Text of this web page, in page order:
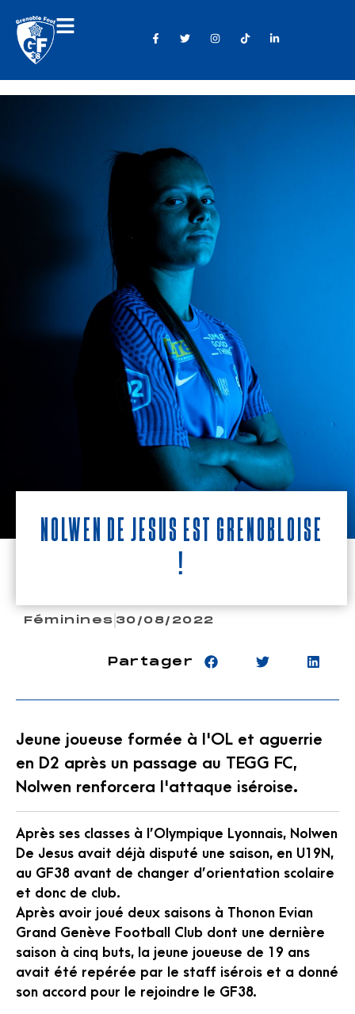
Nolwen De Jesus est Grenobloise
!
Féminines 30/08/2022
Partager
Jeune joueuse formée à l'OL et aguerrie
en D2 après un passage au TEGG FC,
Nolwen renforcera l'attaque iséroise.
Après ses classes à l’Olympique Lyonnais, Nolwen
De Jesus avait déjà disputé une saison, en U19N,
au GF38 avant de changer d’orientation scolaire
et donc de club.
Après avoir joué deux saisons à Thonon Evian
Grand Genève Football Club dont une dernière
saison à cinq buts, la jeune joueuse de 19 ans
avait été repérée par le staff isérois et a donné
son accord pour le rejoindre le GF38.